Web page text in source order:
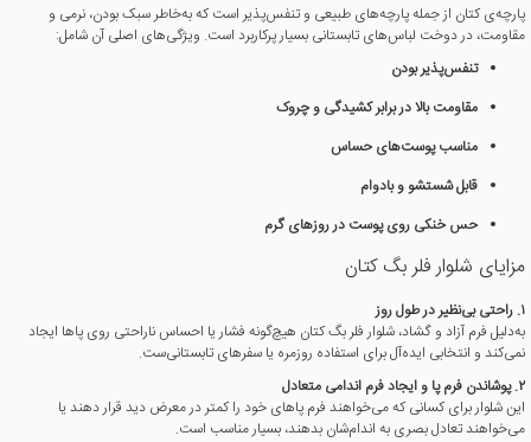
پارچه‌ی کتان از جمله پارچه‌های طبیعی و تنفس‌پذیر است که به‌خاطر سبک بودن، نرمی و
مقاومت، در دوخت لباس‌های تابستانی بسیار پرکاربرد است. ویژگی‌های اصلی آن شامل:
تنفس‌پذیر بودن
مقاومت بالا در برابر کشیدگی و چروک
مناسب پوست‌های حساس
قابل شستشو و بادوام
حس خنکی روی پوست در روزهای گرم
مزایای شلوار فلر بگ کتان
۱. راحتی بی‌نظیر در طول روز
به‌دلیل فرم آزاد و گشاد، شلوار فلر بگ کتان هیچ‌گونه فشار یا احساس ناراحتی روی پاها ایجاد
نمی‌کند و انتخابی ایده‌آل برای استفاده روزمره یا سفرهای تابستانی‌ست.
۲. پوشاندن فرم پا و ایجاد فرم اندامی متعادل
این شلوار برای کسانی که می‌خواهند فرم پاهای خود را کمتر در معرض دید قرار دهند یا
می‌خواهند تعادل بصری به اندام‌شان بدهند، بسیار مناسب است.